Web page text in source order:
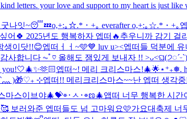
letters. your love and support to my heart is just like
굿나잇~😴💤o,+:｡☆.*・+｡ everafter o,+:｡☆.*・+｡
어🍀 2025년도 행복하자 엡떠🔥 추우니까 감기 걸
생이닷!!😊엡떠ㅓㅓ~🩵💙 luv u><엡떠들 덕분에
사합니다 ⏦ﾟ♡︎ 올해도 잼있게 보내자 !! >ᴗ<
you!🤍🎄✨🫶🏻엡떠~! 메리 크리스마스!🎄🌟⋆⁺₊❅.
`灬 )🎁♡₊ ⊹엡떠!! 메리크리스마스~~난 엡떠 생각
마스이브야🎄💝⌯･ㅅ･⌯ಣ🎄앱떠 너무 행복한 시간
보러와준 엡떠들도 넘 고마워요🩷가요대축제 너